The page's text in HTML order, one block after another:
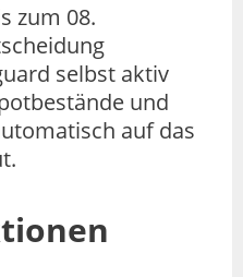
zum 08.
selbst aktiv
und
auf das